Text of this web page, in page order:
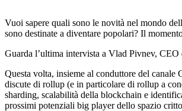
Vuoi sapere quali sono le novità nel mondo
sono destinate a diventare popolari? Il
Guarda l’ultima intervista a Vlad Pivnev,
Questa volta, insieme al conduttore del canale
discute di rollup (e in particolare di rollup a
sharding, scalabilità della blockchain e
prossimi potenziali big player dello spazio